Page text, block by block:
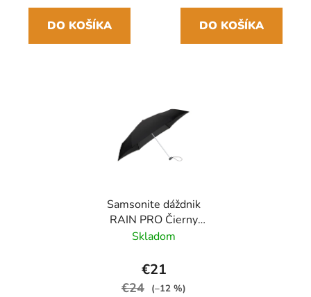
DO KOŠÍKA DO KOŠÍKA
Samsonite dáždnik
RAIN PRO Čierny
skladací manuálny
Skladom
€21
€24 (–12 %)